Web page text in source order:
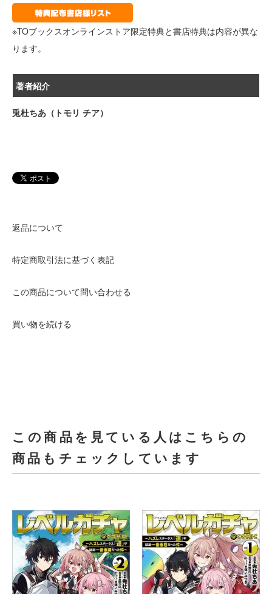
※TOブックスオンラインストア限定特典と書店特典は内容が異な
ります。
著者紹介
兎杜ちあ（トモリ チア）
返品について
特定商取引法に基づく表記
この商品について問い合わせる
買い物を続ける
この商品を見ている人はこちらの
商品もチェックしています